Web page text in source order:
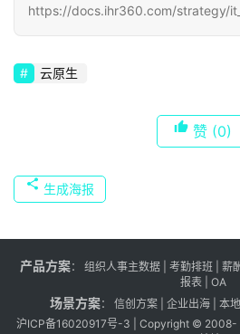
https://docs.ihr360.com/strategy/
云原生
赞 (0)
生成海报
产品方案： 组织人事主数据 考勤排班 薪
报表
| OA
场景方案： 信创方案| 企业出海| 本
沪ICP备16020917号-3 | Copyright © 2008-